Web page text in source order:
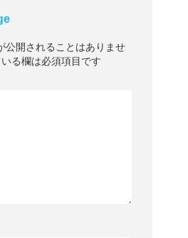
公開されることはありませ
る欄は必須項目です